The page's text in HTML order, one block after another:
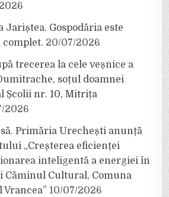
Jariștea. Gospodăria este
complet. 20/07/2026
trecerea la cele veșnice a
soțul doamnei
Școlii nr. 10, Mitrița
2026
Primăria Urechești anunță
„Creșterea eficienței
inteligentă a energiei în
Căminul Cultural, Comuna
10/07/2026